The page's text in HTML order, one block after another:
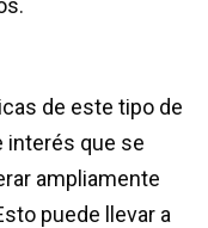
de este tipo de
interés que se
ampliamente
puede llevar a